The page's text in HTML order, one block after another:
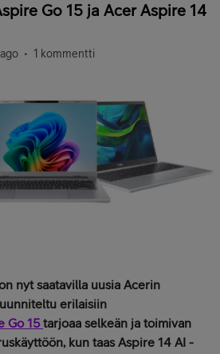
Go 15 ja Acer Aspire 14
1 kommentti
nyt saatavilla uusia Acerin
erilaisiin
Go 15tarjoaa selkeän ja toimivan
kun taas Aspire 14 AI -